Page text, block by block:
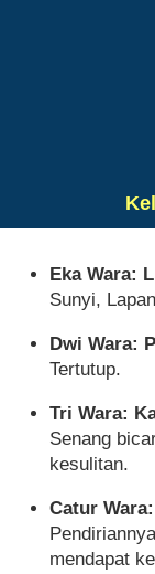
Eka Wara:
Sunyi,
Dwi Wara:
Tertutup.
Tri Wara:
Senang
kesulitan.
Catur
mendapat